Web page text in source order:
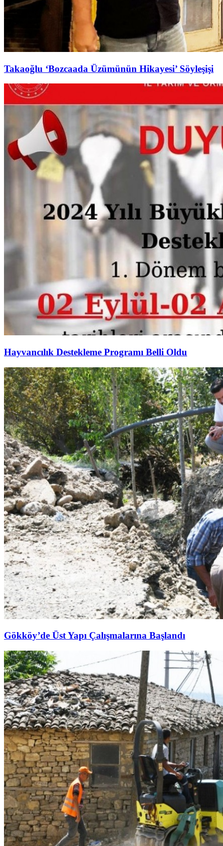
Takaoğlu ‘Bozcaada Üzümünün Hikayesi’ Söyleşişi
Hayvancılık Destekleme Programı Belli Oldu
Gökköy’de Üst Yapı Çalışmalarına Başlandı